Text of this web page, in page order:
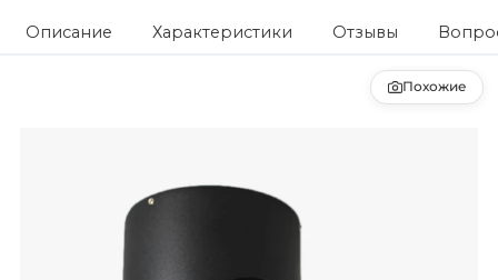
Описание Характеристики Отзывы
Похожие